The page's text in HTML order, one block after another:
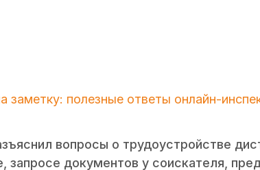
заметку: полезные ответы онлайн-
вопросы о трудоустройстве
запросе документов у соискателя,